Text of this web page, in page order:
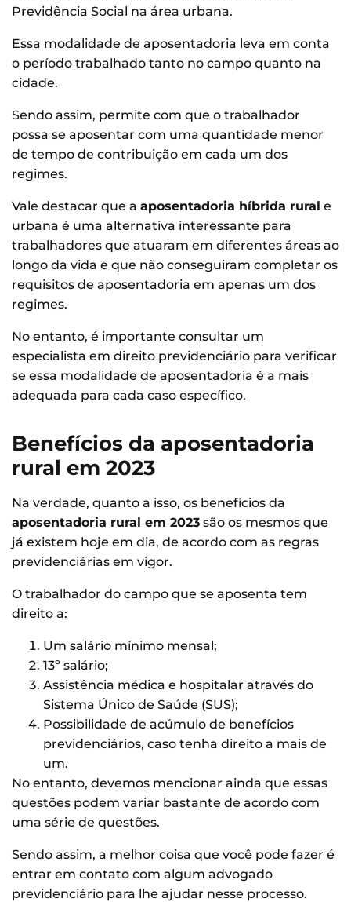
Previdência Social na área urbana.
Essa modalidade de aposentadoria leva em conta
o período trabalhado tanto no campo quanto na
cidade.
Sendo assim, permite com que o trabalhador
possa se aposentar com uma quantidade menor
de tempo de contribuição em cada um dos
regimes.
Vale destacar que a aposentadoria híbrida rural e
urbana é uma alternativa interessante para
trabalhadores que atuaram em diferentes áreas ao
longo da vida e que não conseguiram completar os
requisitos de aposentadoria em apenas um dos
regimes.
No entanto, é importante consultar um
especialista em direito previdenciário para verificar
se essa modalidade de aposentadoria é a mais
adequada para cada caso específico.
Benefícios da aposentadoria
rural em 2023
Na verdade, quanto a isso, os benefícios da
aposentadoria rural em 2023 são os mesmos que
já existem hoje em dia, de acordo com as regras
previdenciárias em vigor.
O trabalhador do campo que se aposenta tem
direito a:
Um salário mínimo mensal;
13º salário;
Assistência médica e hospitalar através do
Sistema Único de Saúde (SUS);
Possibilidade de acúmulo de benefícios
previdenciários, caso tenha direito a mais de
um.
No entanto, devemos mencionar ainda que essas
questões podem variar bastante de acordo com
uma série de questões.
Sendo assim, a melhor coisa que você pode fazer é
entrar em contato com algum advogado
previdenciário para lhe ajudar nesse processo.